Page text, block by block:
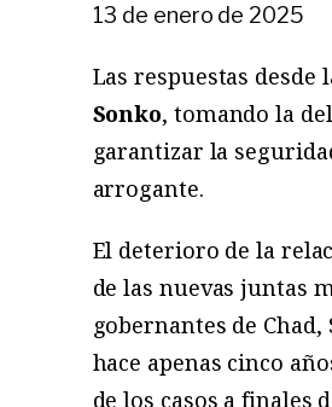
13 de enero de 2025
Las respuestas
Sonko, tomando la
garantizar la
arrogante.
El deterioro de la
de las nuevas juntas
gobernantes de
hace apenas cinco
de los casos a finales